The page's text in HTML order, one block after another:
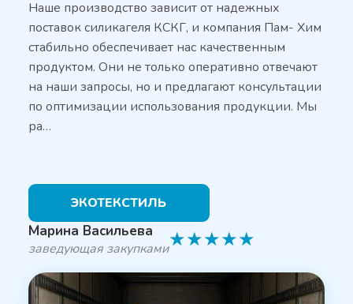
Наше производство зависит от надежных
поставок силикагеля КСКГ, и компания Пам- Хим
стабильно обеспечивает нас качественным
продуктом. Они не только оперативно отвечают
на наши запросы, но и предлагают консультации
по оптимизации использования продукции. Мы
ра…
ЭКОТЕКСТИЛЬ
Марина Васильева
заведующая закупками★★★★★